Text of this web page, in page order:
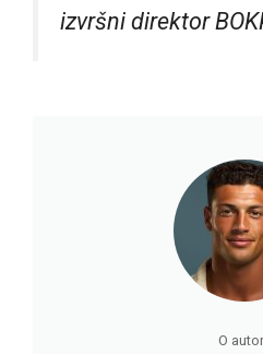
izvršni direktor
O